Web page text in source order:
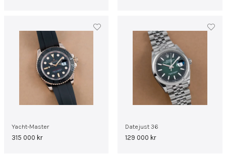
Yacht-Master
315 000 kr
Datejust 36
129 000 kr